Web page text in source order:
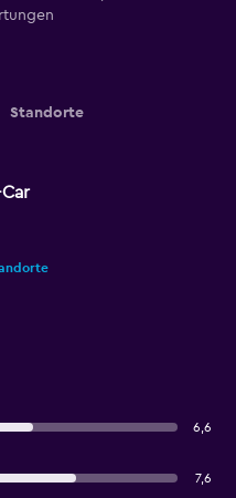
Standorte
6,6
7,6